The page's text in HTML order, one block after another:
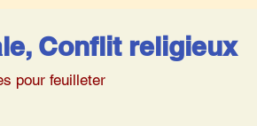
Conflit religieux
pour feuilleter